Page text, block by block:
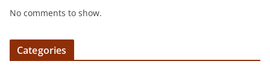
No comments to show.
Categories